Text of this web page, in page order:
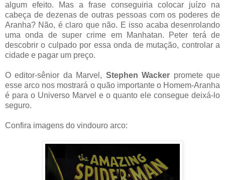
algum efeito. Mas a frase conseguiria colocar juízo na
cabeça de dezenas de outras pessoas com os poderes de
Aranha? Não, é claro que não. E isso acaba desenrolando
uma onda de super crime em Manhatan. Peter terá de
descobrir o culpado por essa onda de mutação, controlar a
cidade e pagar um preço.
O editor-sênior da Marvel, Stephen Wacker promete que
esse arco nos mostrará o quão importante o Homem-Aranha
é para o Universo Marvel e o quanto ele consegue deixá-lo
seguro.
Confira imagens do vindouro arco: